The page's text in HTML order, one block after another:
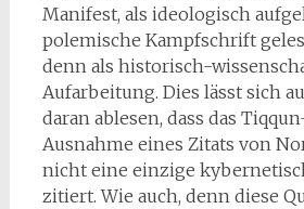
Manifest, als ideologisch
polemische Kampfschrift
denn als historisch-
Aufarbeitung. Dies lässt sich
daran ablesen, dass das
Ausnahme eines Zitats von
nicht eine einzige
zitiert. Wie auch, denn diese